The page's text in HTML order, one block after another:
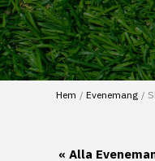
Hem Evenemang
« Alla